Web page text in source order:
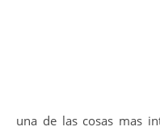
una de las cosas mas